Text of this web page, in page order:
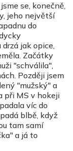
se, konečně,
jeho největší
do
jak opice,
Začátky
"schválila",
Později jsem
"mužský" a
při MS v hokeji
víc do
blbě, když
tam samí
a já to